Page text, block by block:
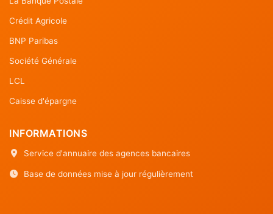
Crédit Agricole
BNP Paribas
Société Générale
LCL
Caisse d'épargne
INFORMATIONS
Service d'annuaire des agences bancaires
Base de données mise à jour régulièrement